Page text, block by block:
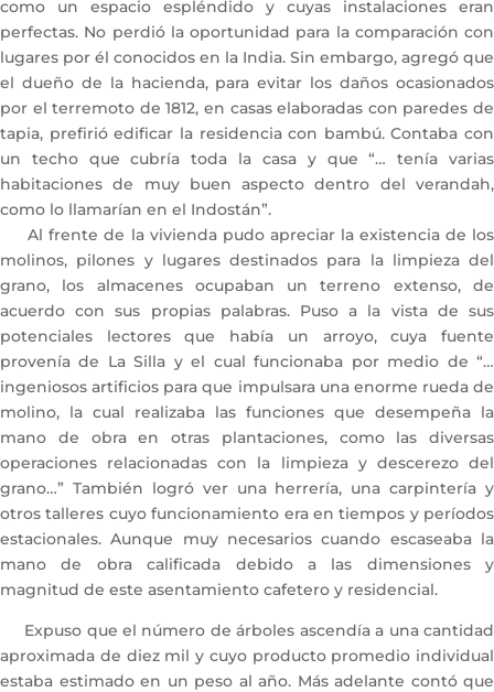
como un espacio espléndido y cuyas instalaciones eran
perfectas. No perdió la oportunidad para la comparación con
lugares por él conocidos en la India. Sin embargo, agregó que
el dueño de la hacienda, para evitar los daños ocasionados
por el terremoto de 1812, en casas elaboradas con paredes de
tapia, prefirió edificar la residencia con bambú. Contaba con
un techo que cubría toda la casa y que “… tenía varias
habitaciones de muy buen aspecto dentro del verandah,
como lo llamarían en el Indostán”.
Al frente de la vivienda pudo apreciar la existencia de los
molinos, pilones y lugares destinados para la limpieza del
grano, los almacenes ocupaban un terreno extenso, de
acuerdo con sus propias palabras. Puso a la vista de sus
potenciales lectores que había un arroyo, cuya fuente
provenía de La Silla y el cual funcionaba por medio de “…
ingeniosos artificios para que impulsara una enorme rueda de
molino, la cual realizaba las funciones que desempeña la
mano de obra en otras plantaciones, como las diversas
operaciones relacionadas con la limpieza y descerezo del
grano…” También logró ver una herrería, una carpintería y
otros talleres cuyo funcionamiento era en tiempos y períodos
estacionales. Aunque muy necesarios cuando escaseaba la
mano de obra calificada debido a las dimensiones y
magnitud de este asentamiento cafetero y residencial.
Expuso que el número de árboles ascendía a una cantidad
aproximada de diez mil y cuyo producto promedio individual
estaba estimado en un peso al año. Más adelante contó que